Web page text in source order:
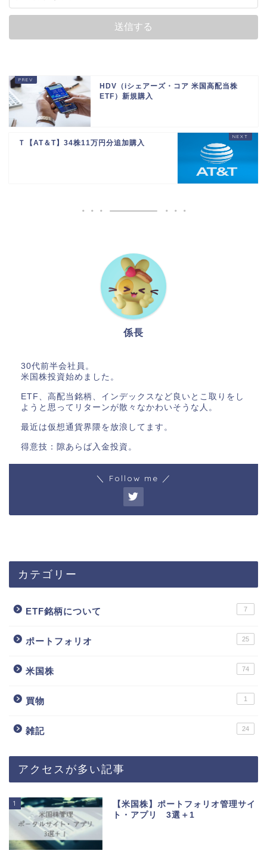
HDV（iシェアーズ・コア 米国高配当株
ETF）新規購入
Ｔ【AT＆T】34株11万円分追加購入
係長
30代前半会社員。
米国株投資始めました。
ETF、高配当銘柄、インデックスなど良いとこ取りをし
ようと思ってリターンが散々なかわいそうな人。
最近は仮想通貨界隈を放浪してます。
得意技：隙あらば入金投資。
＼ Follow me ／
カテゴリー
ETF銘柄について 7
ポートフォリオ 25
米国株 74
買物 1
雑記 24
アクセスが多い記事
1
【米国株】ポートフォリオ管理サイ
ト・アプリ 3選＋1